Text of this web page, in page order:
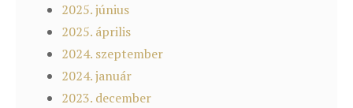
2025. június
2025. április
2024. szeptember
2024. január
2023. december